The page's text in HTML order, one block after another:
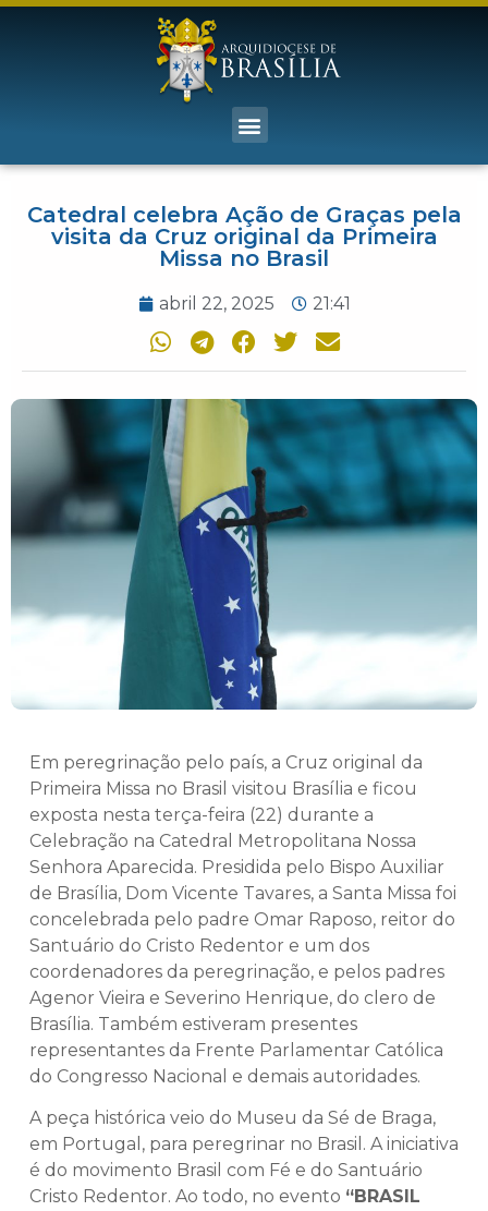
Catedral celebra Ação de Graças pela
visita da Cruz original da Primeira
Missa no Brasil
abril 22, 2025 21:41
Em peregrinação pelo país, a Cruz original da
Primeira Missa no Brasil visitou Brasília e ficou
exposta nesta terça-feira (22) durante a
Celebração na Catedral Metropolitana Nossa
Senhora Aparecida. Presidida pelo Bispo Auxiliar
de Brasília, Dom Vicente Tavares, a Santa Missa foi
concelebrada pelo padre Omar Raposo, reitor do
Santuário do Cristo Redentor e um dos
coordenadores da peregrinação, e pelos padres
Agenor Vieira e Severino Henrique, do clero de
Brasília. Também estiveram presentes
representantes da Frente Parlamentar Católica
do Congresso Nacional e demais autoridades.
A peça histórica veio do Museu da Sé de Braga,
em Portugal, para peregrinar no Brasil. A iniciativa
é do movimento Brasil com Fé e do Santuário
Cristo Redentor. Ao todo, no evento “BRASIL